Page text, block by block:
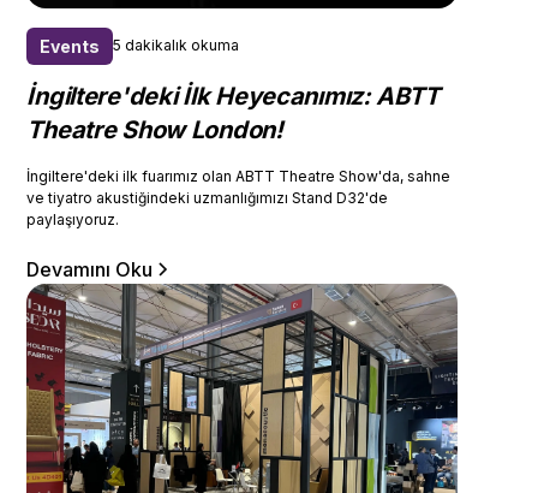
Events 5 dakikalık okuma
İngiltere'deki İlk Heyecanımız: ABTT
Theatre Show London!
İngiltere'deki ilk fuarımız olan ABTT Theatre Show'da, sahne
ve tiyatro akustiğindeki uzmanlığımızı Stand D32'de
paylaşıyoruz.
Devamını Oku